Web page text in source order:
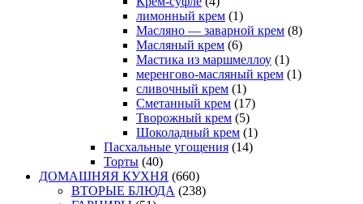
лимонный крем (1)
Масляно — заварной крем (8)
Масляный крем (6)
Мастика из маршмеллоу (1)
меренгово-масляный крем (1)
сливочный крем (1)
Сметанный крем (17)
Творожный крем (5)
Шоколадный крем (1)
Пасхальные угощения (14)
Торты (40)
ДОМАШНЯЯ КУХНЯ (660)
ВТОРЫЕ БЛЮДА (238)